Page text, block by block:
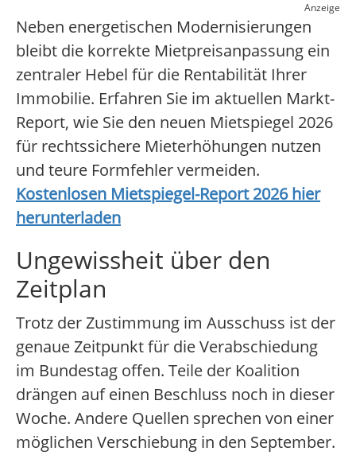
Anzeige
Neben energetischen Modernisierungen
bleibt die korrekte Mietpreisanpassung ein
zentraler Hebel für die Rentabilität Ihrer
Immobilie. Erfahren Sie im aktuellen Markt-
Report, wie Sie den neuen Mietspiegel 2026
für rechtssichere Mieterhöhungen nutzen
und teure Formfehler vermeiden.
Kostenlosen Mietspiegel-Report 2026 hier
herunterladen
Ungewissheit über den
Zeitplan
Trotz der Zustimmung im Ausschuss ist der
genaue Zeitpunkt für die Verabschiedung
im Bundestag offen. Teile der Koalition
drängen auf einen Beschluss noch in dieser
Woche. Andere Quellen sprechen von einer
möglichen Verschiebung in den September.